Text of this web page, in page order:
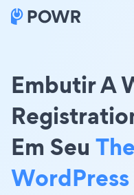
Embutir A
Em Seu
WordPress